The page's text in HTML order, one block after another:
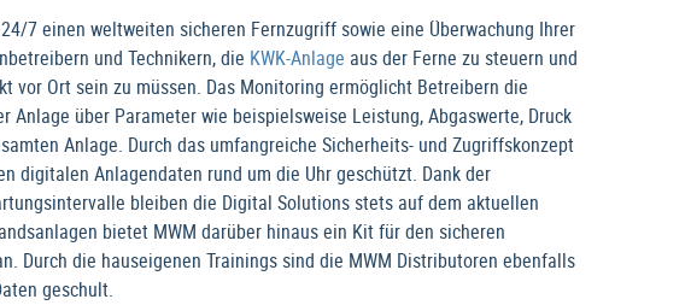
7 einen weltweiten sicheren Fernzugriff sowie eine Überwachung Ihrer
und Technikern, die KWK-Anlage aus der Ferne zu steuern und
vor Ort sein zu müssen. Das Monitoring ermöglicht Betreibern die
über Parameter wie beispielsweise Leistung, Abgaswerte, Druck
Anlage. Durch das umfangreiche Sicherheits- und Zugriffskonzept
digitalen Anlagendaten rund um die Uhr geschützt. Dank der
bleiben die Digital Solutions stets auf dem aktuellen
bietet MWM darüber hinaus ein Kit für den sicheren
Durch die hauseigenen Trainings sind die MWM Distributoren ebenfalls
geschult.